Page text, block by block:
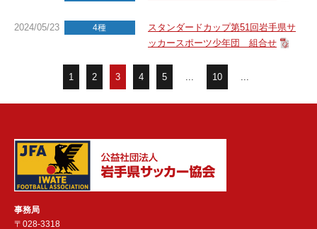
2024/05/23 4種
スタンダードカップ第51回岩手県サ
ッカースポーツ少年団 組合せ
1 2 3 4 5 10
事務局
〒028-3318